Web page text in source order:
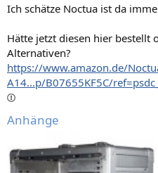
Ich schätze Noctua ist da
Hätte jetzt diesen hier bestellt
Alternativen?
https://www.amazon.de/
A14...p/B07655KF5C/
Anhänge